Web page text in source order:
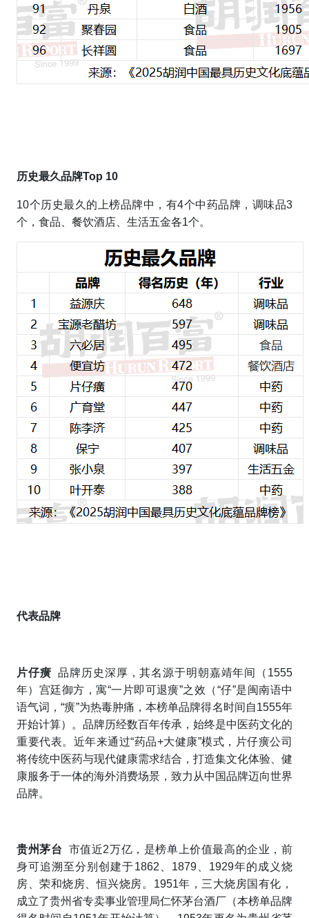
历史最久品牌Top 10
10个历史最久的上榜品牌中，有4个中药品牌，调味品3
个，食品、餐饮酒店、生活五金各1个。
代表品牌
片仔癀
品牌历史深厚，其名源于明朝嘉靖年间（1555
年）宫廷御方，寓“一片即可退癀”之效（“仔”是闽南语中
语气词，“癀”为热毒肿痛，本榜单品牌得名时间自1555年
开始计算）。品牌历经数百年传承，始终是中医药文化的
重要代表。近年来通过“药品+大健康”模式，片仔癀公司
将传统中医药与现代健康需求结合，打造集文化体验、健
康服务于一体的海外消费场景，致力从中国品牌迈向世界
品牌。
贵州茅台 市值近2万亿，是榜单上价值最高的企业，前
身可追溯至分别创建于1862、1879、1929年的成义烧
房、荣和烧房、恒兴烧房。1951年，三大烧房国有化，
成立了贵州省专卖事业管理局仁怀茅台酒厂（本榜单品牌